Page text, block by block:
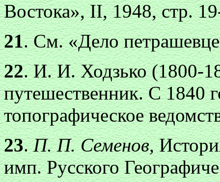
Востока», II, 1948, стр.
21. См. «Дело
22. И. И. Ходзько (1800-
путешественник. С 1840
топографическое
23.П. П. Семенов,
имп. Русского